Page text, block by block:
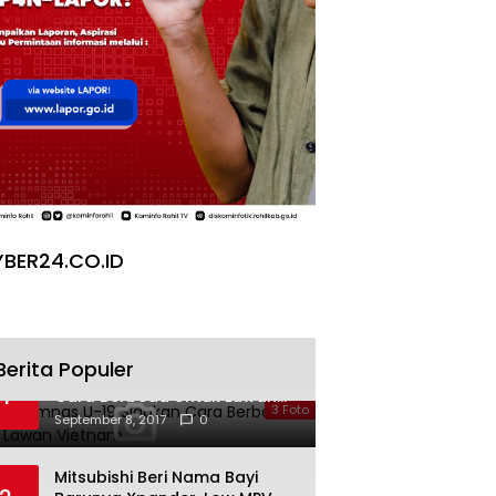
Populer
3 Foto
1
Galeri Timnas U-19 Siapkan
Cara Berbeda Untuk Lawan
Vietnam
September 8, 2017 0
Mitsubishi Beri Nama Bayi